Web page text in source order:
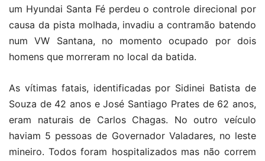
um Hyundai Santa Fé perdeu o controle direcional por
causa da pista molhada, invadiu a contramão batendo
num VW Santana, no momento ocupado por dois
homens que morreram no local da batida.
As vítimas fatais, identificadas por Sidinei Batista de
Souza de 42 anos e José Santiago Prates de 62 anos,
eram naturais de Carlos Chagas. No outro veículo
haviam 5 pessoas de Governador Valadares, no leste
mineiro. Todos foram hospitalizados mas não correm